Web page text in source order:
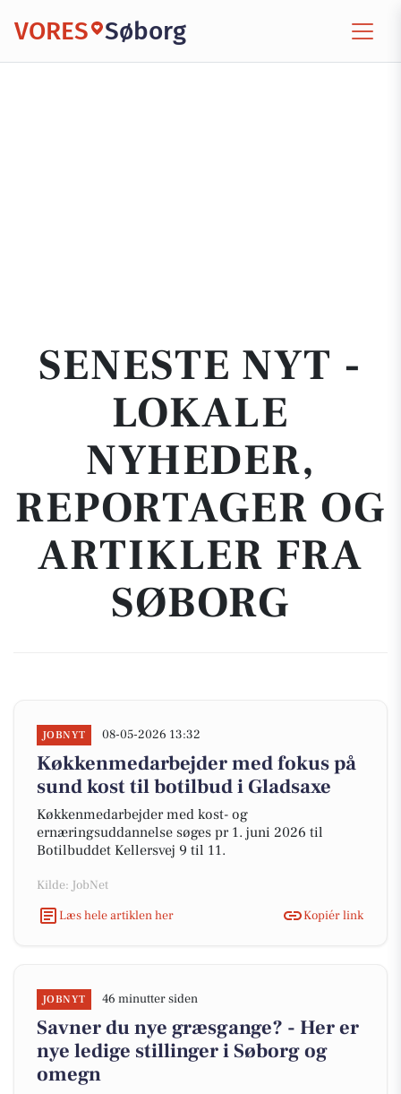
VORES Søborg
SENESTE NYT -
LOKALE
NYHEDER,
REPORTAGER OG
ARTIKLER FRA
SØBORG
JOBNYT 08-05-2026 13:32
Køkkenmedarbejder med fokus på
sund kost til botilbud i Gladsaxe
Køkkenmedarbejder med kost- og
ernæringsuddannelse søges pr 1. juni 2026 til
Botilbuddet Kellersvej 9 til 11.
Kilde: JobNet
Læs hele artiklen her
Kopiér link
JOBNYT 46 minutter siden
Savner du nye græsgange? - Her er
nye ledige stillinger i Søborg og
omegn